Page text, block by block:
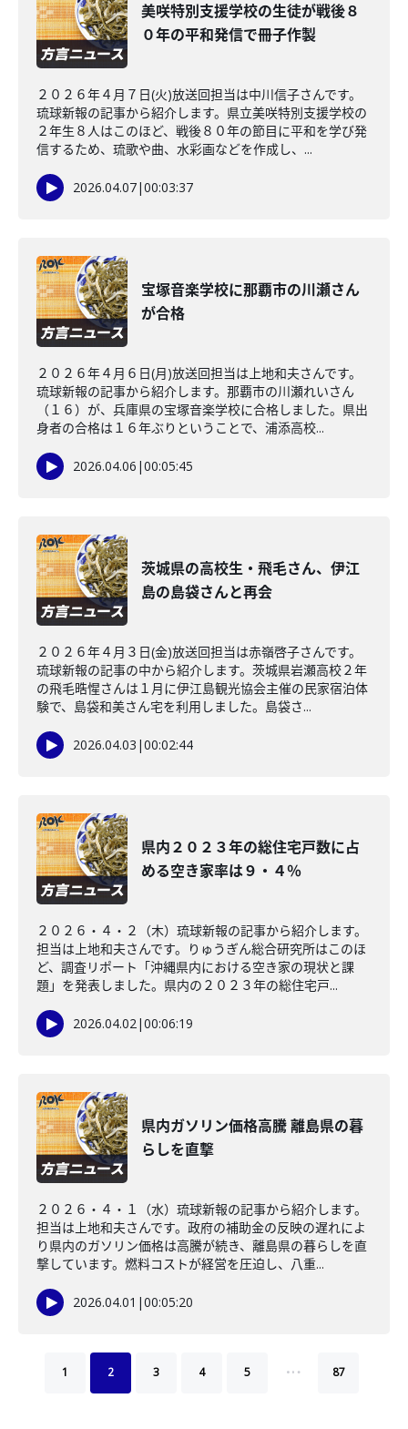
美咲特別支援学校の生徒が戦後８
０年の平和発信で冊子作製
２０２６年４月７日(火)放送回担当は中川信子さんです。
琉球新報の記事から紹介します。県立美咲特別支援学校の
２年生８人はこのほど、戦後８０年の節目に平和を学び発
信するため、琉歌や曲、水彩画などを作成し、...
2026.04.07|00:03:37
宝塚音楽学校に那覇市の川瀬さん
が合格
２０２６年４月６日(月)放送回担当は上地和夫さんです。
琉球新報の記事から紹介します。那覇市の川瀬れいさん
（１６）が、兵庫県の宝塚音楽学校に合格しました。県出
身者の合格は１６年ぶりということで、浦添高校...
2026.04.06 |00:05:45
茨城県の高校生・飛毛さん、伊江
島の島袋さんと再会
２０２６年４月３日(金)放送回担当は赤嶺啓子さんです。
琉球新報の記事の中から紹介します。茨城県岩瀬高校２年
の飛毛晧惺さんは１月に伊江島観光協会主催の民家宿泊体
験で、島袋和美さん宅を利用しました。島袋さ...
2026.04.03 |00:02:44
県内２０２３年の総住宅戸数に占
める空き家率は９・４％
２０２６・４・２（木）琉球新報の記事から紹介します。
担当は上地和夫さんです。りゅうぎん総合研究所はこのほ
ど、調査リポート「沖縄県内における空き家の現状と課
題」を発表しました。県内の２０２３年の総住宅戸...
2026.04.02|00:06:19
県内ガソリン価格高騰 離島県の暮
らしを直撃
２０２６・４・１（水）琉球新報の記事から紹介します。
担当は上地和夫さんです。政府の補助金の反映の遅れによ
り県内のガソリン価格は高騰が続き、離島県の暮らしを直
撃しています。燃料コストが経営を圧迫し、八重...
2026.04.01 |00:05:20
1 2 3 4 5 … 87